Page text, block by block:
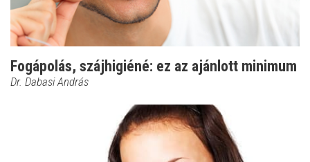
Fogápolás, szájhigiéné: ez az ajánlott minimum
Dr. Dabasi András